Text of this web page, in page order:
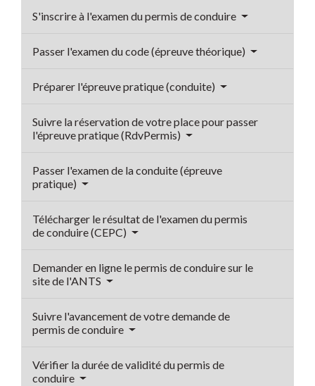
S'inscrire à l'examen du permis de conduire
Passer l'examen du code (épreuve théorique)
Préparer l'épreuve pratique (conduite)
Suivre la réservation de votre place pour passer
l'épreuve pratique (RdvPermis)
Passer l'examen de la conduite (épreuve
pratique)
Télécharger le résultat de l'examen du permis
de conduire (CEPC)
Demander en ligne le permis de conduire sur le
site de l'ANTS
Suivre l'avancement de votre demande de
permis de conduire
Vérifier la durée de validité du permis de
conduire